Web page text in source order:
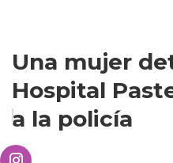
Una mujer
Hospital
a la policía